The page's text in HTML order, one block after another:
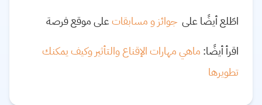
اطّلع أيضًا على جوائز و مسابقاتعلى موقع فرصة
اقرأ أيضًا: ماهي مهارات الإقناع والتأثير وكيف يمكنك
تطويرها